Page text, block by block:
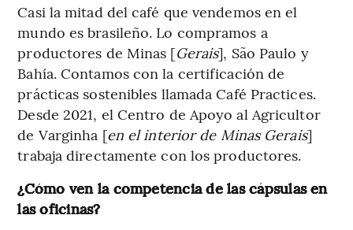
Casi la mitad del café que vendemos en el
mundo es brasileño. Lo compramos a
productores de Minas [Gerais], São Paulo y
Bahía. Contamos con la certificación de
prácticas sostenibles llamada Café Practices.
Desde 2021, el Centro de Apoyo al Agricultor
de Varginha [en el interior de Minas Gerais]
trabaja directamente con los productores.
¿Cómo ven la competencia de las cápsulas en
las oficinas?